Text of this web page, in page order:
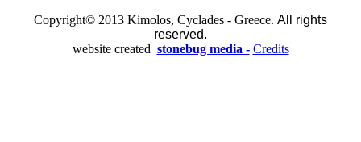
Copyright© 2013 Kimolos, Cyclades - Greece. All rights
reserved.
website created stonebug media - Credits